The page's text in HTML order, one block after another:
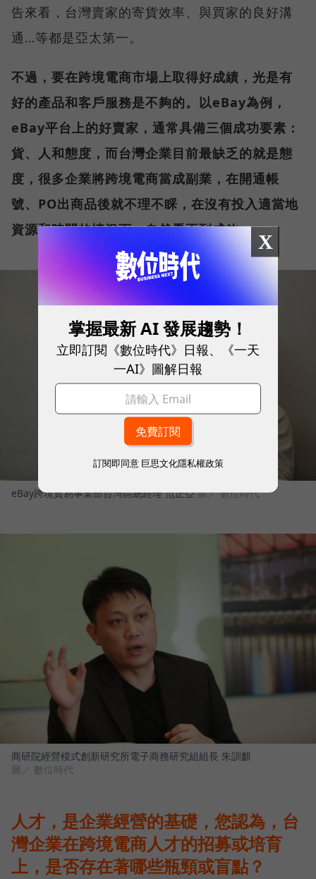
告來看，台灣賣家的寄貨效率、與買家的良好溝
通…等都是亞太第一。
不過，要在跨境電商市場上取得好成績，光是有
好的產品和客戶服務是不夠的。以eBay為例，
eBay平台上的好賣家，通常具備三個成功要素：
貨、人和態度，而台灣企業目前最缺乏的就是態
度，很多企業將跨境電商當成副業，在開通帳
號、PO出商品後就不理不睬，在沒有投入適當地
資源和時間的情況下，自然看不到成效。
eBay跨境貿易事業部台灣區總經理 范正亞 圖／ 數位時代
商研院經營模式創新研究所電子商務研究組組長 朱訓麒
圖／ 數位時代
人才，是企業經營的基礎，您認為，台
灣企業在跨境電商人才的招募或培育
上，是否存在著哪些瓶頸或盲點？
X
掌握最新 AI 發展趨勢！
立即訂閱《數位時代》日報、《一天
一AI》圖解日報
訂閱即同意 巨思文化隱私權政策